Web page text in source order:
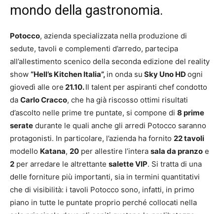
mondo della gastronomia.
Potocco, azienda specializzata nella produzione di
sedute, tavoli e complementi d’arredo, partecipa
all’allestimento scenico della seconda edizione del reality
show “Hell’s Kitchen Italia”, in onda su Sky Uno HD ogni
giovedì alle ore 21.10.Il talent per aspiranti chef condotto
da Carlo Cracco, che ha già riscosso ottimi risultati
d’ascolto nelle prime tre puntate, si compone di 8 prime
serate durante le quali anche gli arredi Potocco saranno
protagonisti. In particolare, l’azienda ha fornito 22 tavoli
modello Katana, 20 per allestire l’intera sala da pranzo e
2 per arredare le altrettante salette VIP. Si tratta di una
delle forniture più importanti, sia in termini quantitativi
che di visibilità: i tavoli Potocco sono, infatti, in primo
piano in tutte le puntate proprio perché collocati nella